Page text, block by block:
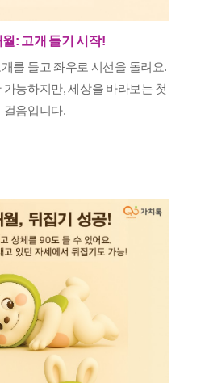
월: 고개 들기 시작!
를 들고 좌우로 시선을 돌려요.
능하지만, 세상을 바라보는 첫
걸음입니다.